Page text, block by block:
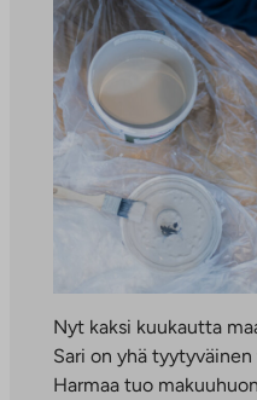
Nyt kaksi kuukautta
Sari on yhä
Harmaa tuo